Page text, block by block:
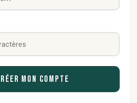
mon compte